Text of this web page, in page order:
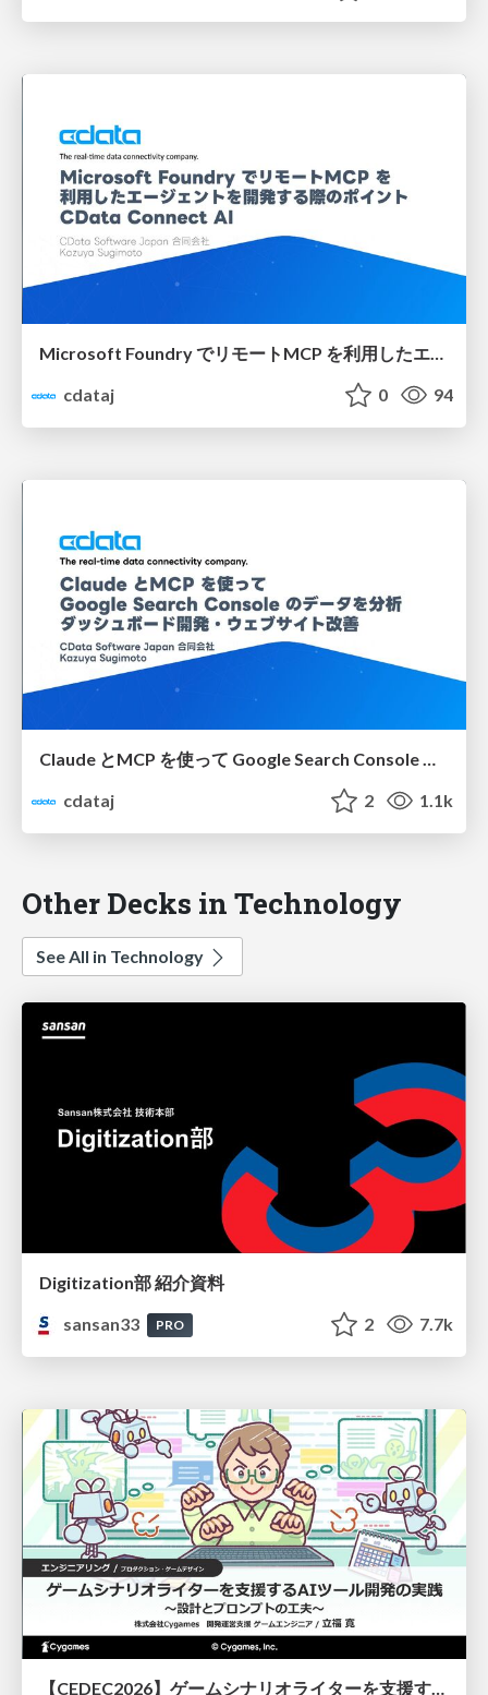
Microsoft Foundry でリモートMCP を利用したエージェントを開発する際のポイント：CData Connect AI
cdataj
0 94
Claude とMCP を使って Google Search Console のデータを分析・ダッシュボード開発・ウェブサイト改善
cdataj
2 1.1k
Other Decks in Technology
See All in Technology
Digitization部 紹介資料
sansan33
PRO 2 7.7k
【CEDEC2026】ゲームシナリオライターを支援するAIツール開発の実践 ― 設計とプロンプトの工夫 ―